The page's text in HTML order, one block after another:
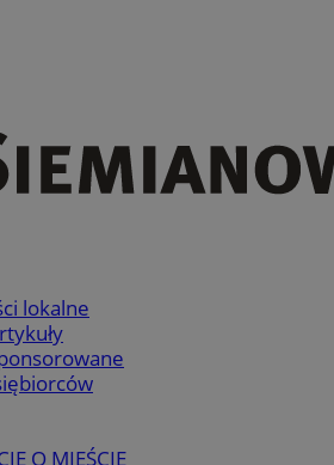
lokalne
O MIEŚCIE